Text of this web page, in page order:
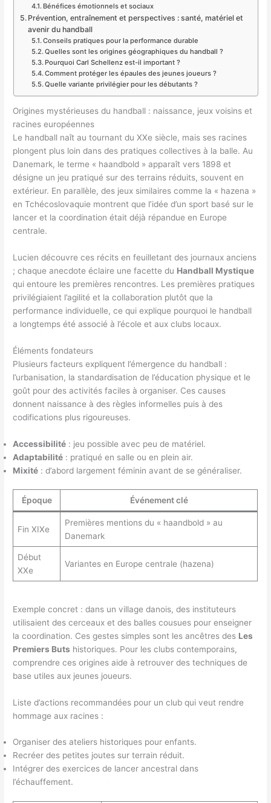
Bénéfices émotionnels et sociaux
Prévention, entraînement et perspectives : santé, matériel et
avenir du handball
Conseils pratiques pour la performance durable
Quelles sont les origines géographiques du handball ?
Pourquoi Carl Schellenz est-il important ?
Comment protéger les épaules des jeunes joueurs ?
Quelle variante privilégier pour les débutants ?
Origines mystérieuses du handball : naissance, jeux voisins et
racines européennes
Le handball naît au tournant du XXe siècle, mais ses racines
plongent plus loin dans des pratiques collectives à la balle. Au
Danemark, le terme « haandbold » apparaît vers 1898 et
désigne un jeu pratiqué sur des terrains réduits, souvent en
extérieur. En parallèle, des jeux similaires comme la « hazena »
en Tchécoslovaquie montrent que l’idée d’un sport basé sur le
lancer et la coordination était déjà répandue en Europe
centrale.
Lucien découvre ces récits en feuilletant des journaux anciens
; chaque anecdote éclaire une facette du Handball Mystique
qui entoure les premières rencontres. Les premières pratiques
privilégiaient l’agilité et la collaboration plutôt que la
performance individuelle, ce qui explique pourquoi le handball
a longtemps été associé à l’école et aux clubs locaux.
Éléments fondateurs
Plusieurs facteurs expliquent l’émergence du handball :
l’urbanisation, la standardisation de l’éducation physique et le
goût pour des activités faciles à organiser. Ces causes
donnent naissance à des règles informelles puis à des
codifications plus rigoureuses.
Accessibilité : jeu possible avec peu de matériel.
Adaptabilité : pratiqué en salle ou en plein air.
Mixité : d’abord largement féminin avant de se généraliser.
Époque Événement clé
Fin XIXe
Premières mentions du « haandbold » au
Danemark
Début
XXe
Variantes en Europe centrale (hazena)
Exemple concret : dans un village danois, des instituteurs
utilisaient des cerceaux et des balles cousues pour enseigner
la coordination. Ces gestes simples sont les ancêtres des Les
Premiers Buts historiques. Pour les clubs contemporains,
comprendre ces origines aide à retrouver des techniques de
base utiles aux jeunes joueurs.
Liste d’actions recommandées pour un club qui veut rendre
hommage aux racines :
Organiser des ateliers historiques pour enfants.
Recréer des petites joutes sur terrain réduit.
Intégrer des exercices de lancer ancestral dans
l’échauffement.